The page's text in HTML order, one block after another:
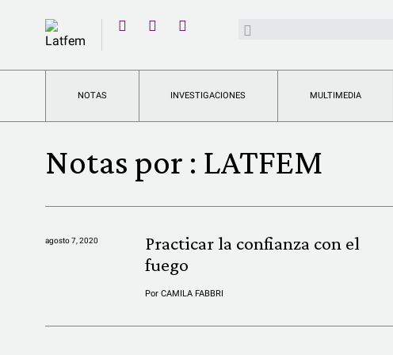
YouTubeBuscar:
NOTAS INVESTIGACIONES MULTIMEDIA
Notas por : LATFEM
agosto 7, 2020
Practicar la confianza con el
fuego
PorCAMILA FABBRI